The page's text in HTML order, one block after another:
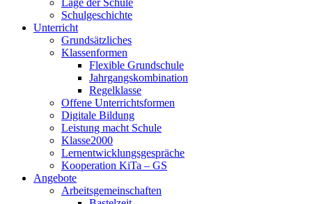
Schulgeschichte
Unterricht
Grundsätzliches
Klassenformen
Flexible Grundschule
Jahrgangskombination
Regelklasse
Offene Unterrichtsformen
Digitale Bildung
Leistung macht Schule
Klasse2000
Lernentwicklungsgespräche
Kooperation KiTa – GS
Angebote
Arbeitsgemeinschaften